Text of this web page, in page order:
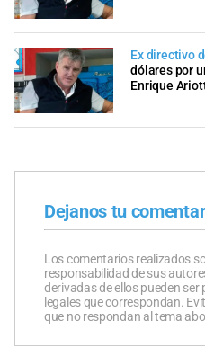
Ex directivo
dólares por
Enrique
Dejanos tu
Los comentarios realizados
responsabilidad de sus
derivadas de ellos pueden ser
legales que correspondan.
que no respondan al tema